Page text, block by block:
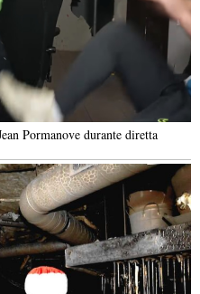
Pormanove durante diretta